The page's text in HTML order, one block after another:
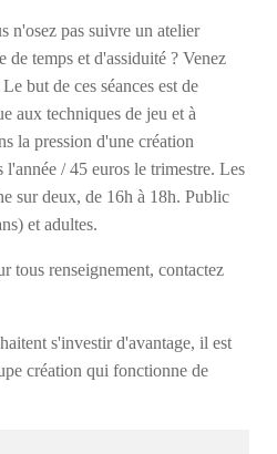
n'osez pas suivre un atelier
de temps et d'assiduité ? Venez
but de ces séances est de
aux techniques de jeu et à
la pression d'une création
/ 45 euros le trimestre. Les
sur deux, de 16h à 18h. Public
et adultes.
tous renseignement, contactez
s'investir d'avantage, il est
création qui fonctionne de